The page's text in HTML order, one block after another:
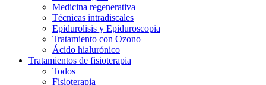
Medicina regenerativa
Técnicas intradiscales
Epidurolisis y Epiduroscopia
Tratamiento con Ozono
Ácido hialurónico
Tratamientos de fisioterapia
Todos
Fisioterapia